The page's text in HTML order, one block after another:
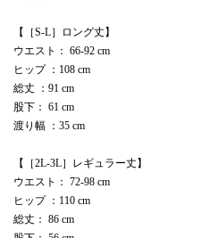
【［S-L］ロング丈】
ウエスト： 66-92 cm
ヒップ ：108 cm
総丈 ：91 cm
股下： 61 cm
渡り幅 ：35 cm
【［2L-3L］レギュラー丈】
ウエスト： 72-98 cm
ヒップ ：110 cm
総丈： 86 cm